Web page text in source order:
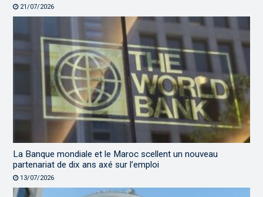
21/07/2026
La Banque mondiale et le Maroc scellent un nouveau
partenariat de dix ans axé sur l’emploi
13/07/2026